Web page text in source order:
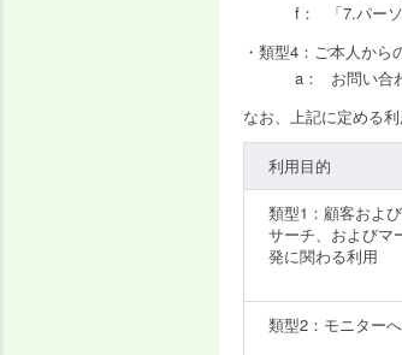
「7.パー
類型4：ご本人から
お問い合
なお、上記に定める
利用目的
類型1：顧客およ
サーチ、およびマ
発に関わる利用
類型2：モニター